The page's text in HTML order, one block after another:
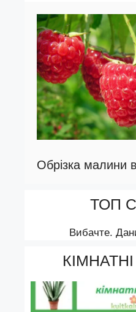
Обрізка малини
ТОП
Вибачте.